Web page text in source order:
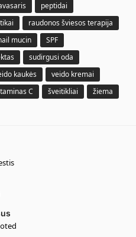
peptidai
raudonos šviesos terapija
mucin
SPF
sudirgusi oda
kaukės
veido kremai
C šveitikliai žiema